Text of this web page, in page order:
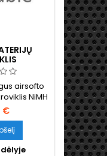
airsofto
NiMH
€
NIMH
9,6 V
